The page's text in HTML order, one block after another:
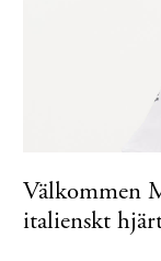
Välkommen
italienskt